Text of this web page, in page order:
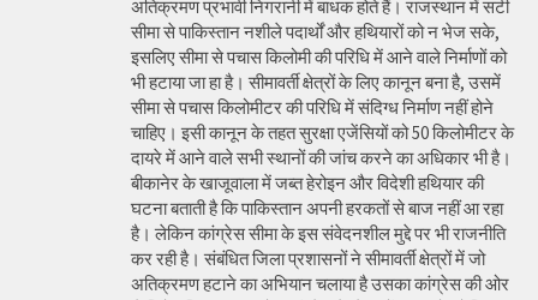
अतिक्रमण प्रभावी निगरानी में बाधक होते हैं। राजस्थान में सटी
सीमा से पाकिस्तान नशीले पदार्थों और हथियारों को न भेज सके,
इसलिए सीमा से पचास किलोमी की परिधि में आने वाले निर्माणों को
भी हटाया जा हा है। सीमावर्ती क्षेत्रों के लिए कानून बना है, उसमें
सीमा से पचास किलोमीटर की परिधि में संदिग्ध निर्माण नहीं होने
चाहिए। इसी कानून के तहत सुरक्षा एजेंसियों को 50 किलोमीटर के
दायरे में आने वाले सभी स्थानों की जांच करने का अधिकार भी है।
बीकानेर के खाजूवाला में जब्त हेरोइन और विदेशी हथियार की
घटना बताती है कि पाकिस्तान अपनी हरकतों से बाज नहीं आ रहा
है। लेकिन कांग्रेस सीमा के इस संवेदनशील मुद्दे पर भी राजनीति
कर रही है। संबंधित जिला प्रशासनों ने सीमावर्ती क्षेत्रों में जो
अतिक्रमण हटाने का अभियान चलाया है उसका कांग्रेस की ओर